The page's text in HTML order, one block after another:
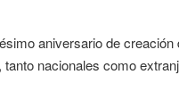
aniversario de
nacionales como